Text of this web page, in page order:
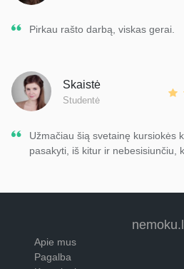
Pirkau rašto darbą, viskas gerai.
Skaistė
Studentė
Užmačiau šią svetainę kursiokės
pasakyti, iš kitur ir nebesisiunčiu,
Apie mus
Pagalba